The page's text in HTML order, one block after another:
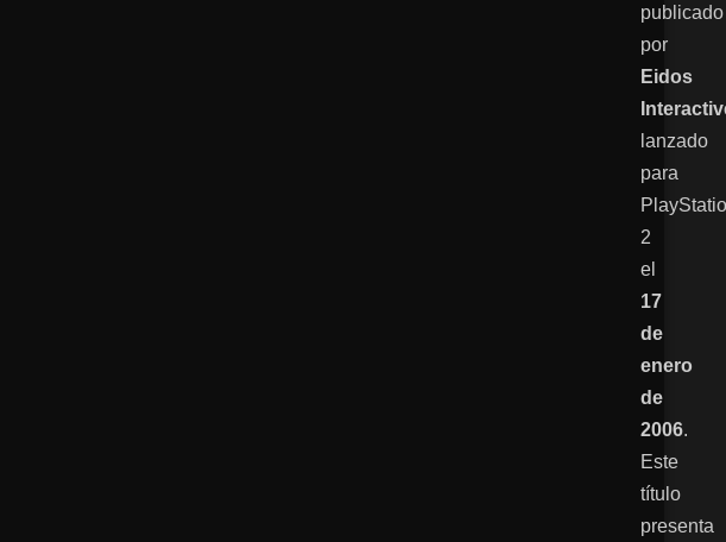
publicado
por
Eidos
lanzado
para
2
el
17
de
enero
de
2006.
Este
título
presenta